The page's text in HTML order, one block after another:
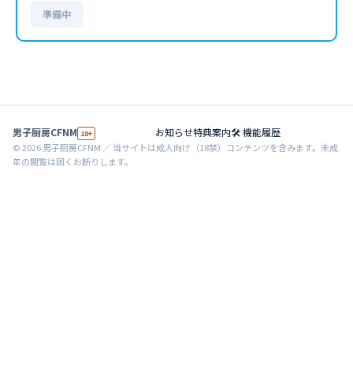
準備中
男子厨房CFNM 18+ お知らせ特典案内🛠 機能履歴
©2026男子厨房CFNM ／ 当サイトは成人向け（18禁）コンテンツを含みます。未成
年の閲覧は固くお断りします。